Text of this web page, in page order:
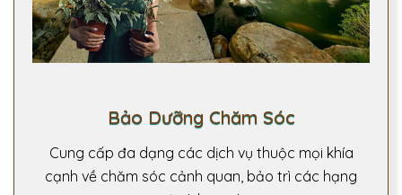
Bảo Dưỡng Chăm Sóc
Cung cấp đa dạng các dịch vụ thuộc mọi khía
cạnh về chăm sóc cảnh quan, bảo trì các hạng